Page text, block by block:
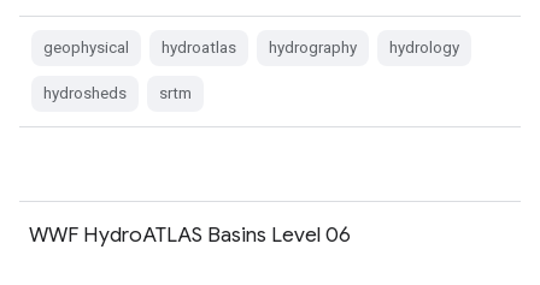
geophysical hydroatlas hydrography hydrology
hydrosheds srtm
WWF HydroATLAS Basins Level 06